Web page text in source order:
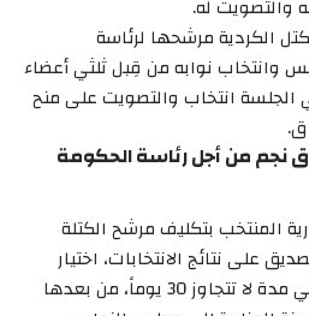
والتصويت له.
الكردية مرشحها لرئاسة
وانتخاب نوابه من قِبل ثلثي أعضاء
الجلسة انتخاب والتصويت على منح
نجم من أجل رئاسة الحكومة
المنتخب بتكليف مرشح الكتلة
على نتائج الانتخابات، اختيار
الوزراء لتشكيل الحكومة، في مدة لا تتجاوز 30 يوماً، من بعدها